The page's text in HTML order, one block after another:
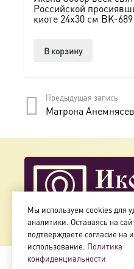
Мы предлагаем купить
Доступна в
Подписывайтесь на
Российской
киоте 24х30 см BK-689
В корзину
Предыдущая запись
Матрона
Мы используем cookies для
аналитики. Оставаясь на
подтверждаете согласие на
использование. Политика
конфиденциальности